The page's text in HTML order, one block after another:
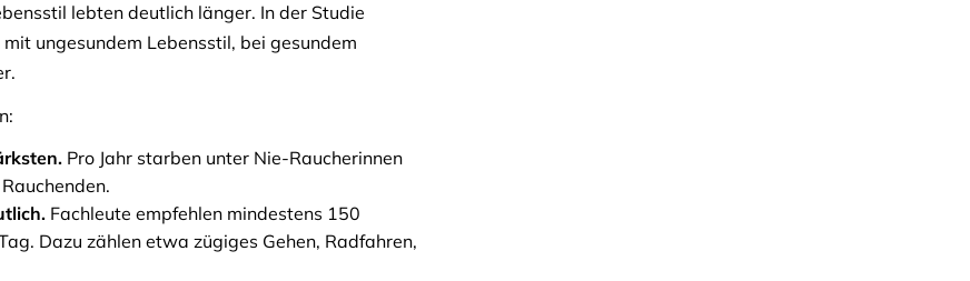
lebten deutlich länger. In der Studie
ungesundem Lebensstil, bei gesundem
Pro Jahr starben unter Nie-Raucherinnen
Fachleute empfehlen mindestens 150
Dazu zählen etwa zügiges Gehen, Radfahren,